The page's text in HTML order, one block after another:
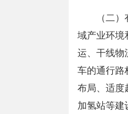
（二
域产业环境
运、干线物
车的通行路
布局、适度
加氢站等建